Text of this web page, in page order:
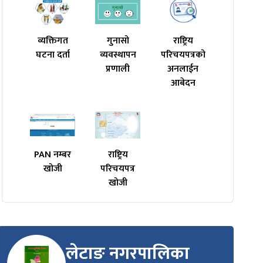
व्यक्तिगत
घटना दर्ता
गुनासो
व्यवस्थापन
प्रणाली
राष्ट्रिय
परिचयपत्रको
अनलाईन
आबेदन
PAN नम्बर
खोजी
राष्ट्रिय
परिचयपत्र
खोजी
लेटाङ नगरपालिका